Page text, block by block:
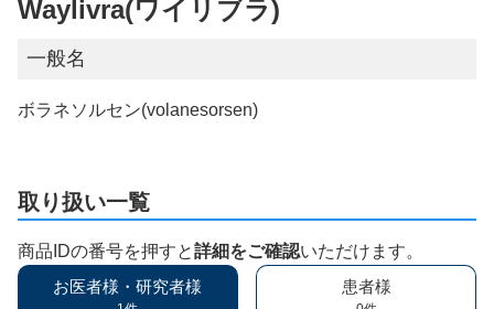
Waylivra(ワイリブラ)
一般名
ボラネソルセン(volanesorsen)
取り扱い一覧
商品IDの番号を押すと詳細をご確認いただけます。
お医者様・研究者様
患者様